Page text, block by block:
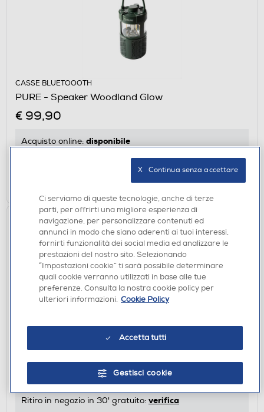
CASSE BLUETOOOTH
PURE - Speaker Woodland Glow
€ 99,90
Acquisto online: disponibile
AGGIUNGI
HARMAN KARDON - Speaker GO ESSENTIAL 2-
€ 34,90
disponibile
Ritiro in negozio in 30' gratuito: verifica
Ci serviamo di queste tecnologie, anche di terze
parti, per offrirti una migliore esperienza di
navigazione, per personalizzare contenuti ed
annunci in modo che siano aderenti ai tuoi interessi,
fornirti funzionalità dei social media ed analizzare le
prestazioni del nostro sito. Selezionando
“Impostazioni cookie” ti sarà possibile determinare
quali cookie verranno utilizzati in base alle tue
preferenze. Consulta la nostra cookie policy per
ulteriori informazioni. Cookie Policy
Accetta tutti
Gestisci cookie
X   Continua senza accettare